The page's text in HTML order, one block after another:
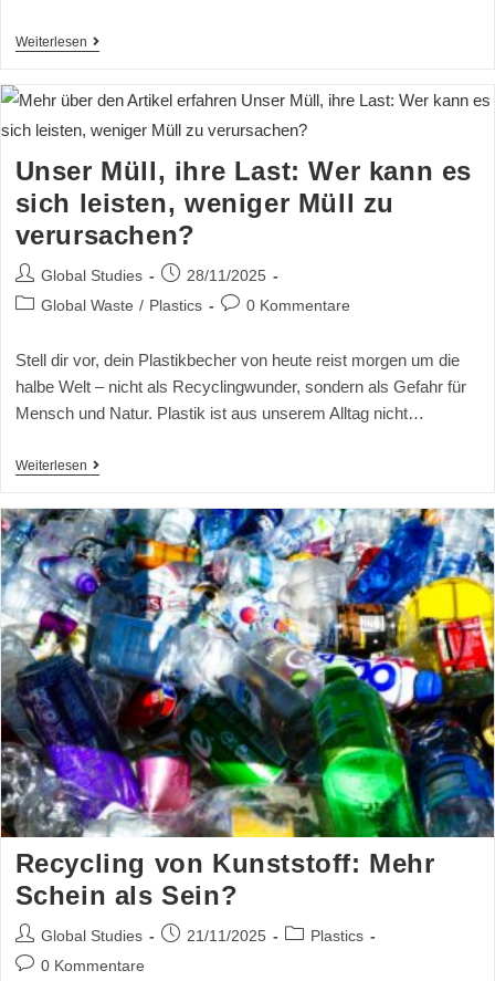
Weiterlesen
Unser Müll, ihre Last: Wer kann es
sich leisten, weniger Müll zu
verursachen?
Global Studies
28/11/2025
Global Waste / Plastics 0 Kommentare
Stell dir vor, dein Plastikbecher von heute reist morgen um die
halbe Welt – nicht als Recyclingwunder, sondern als Gefahr für
Mensch und Natur. Plastik ist aus unserem Alltag nicht…
Weiterlesen
Recycling von Kunststoff: Mehr
Schein als Sein?
Global Studies 21/11/2025
Plastics
0 Kommentare